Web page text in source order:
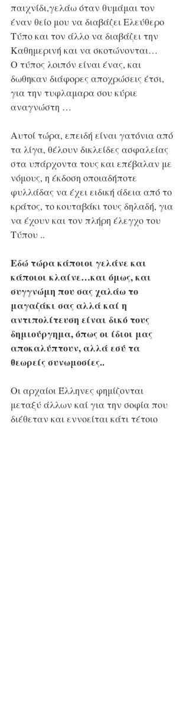
παιχνίδι,γελάω όταν θυμάμαι τον
έναν θείο μου να διαβάζει Ελεύθερο
Τύπο και τον άλλο να διαβάζει την
Καθημερινή και να σκοτώνονται…
Ο τύπος λοιπόν είναι ένας, και
δωθηκαν διάφορες αποχρώσεις έτσι,
για την τυφλαμαρα σου κύριε
αναγνώστη …
Αυτοί τώρα, επειδή είναι γατόνια από
τα λίγα, θέλουν δικλείδες ασφαλείας
στα υπάρχοντα τους και επέβαλαν με
νόμους, η έκδοση οποιαδήποτε
φυλλάδας να έχει ειδική άδεια από το
κράτος, το κουταβάκι τους δηλαδή, για
να έχουν και τον πλήρη έλεγχο του
Τύπου ..
Εδώ τώρα κάποιοι γελάνε και
κάποιοι κλαίνε…και όμως, και
συγγνώμη που σας χαλάω το
μαγαζάκι σας αλλά καί η
αντιπολίτευση είναι δικό τους
δημιούργημα, όπως οι ίδιοι μας
αποκαλύπτουν, αλλά εσύ τα
θεωρείς συνωμοσίες..
Οι αρχαίοι Έλληνες φημίζονται
μεταξύ άλλων καί για την σοφία που
διέθεταν και εννοείται κάτι τέτοιο